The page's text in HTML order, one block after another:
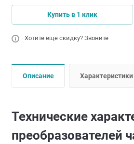
Купить в 1 клик
Хотите еще скидку? Звоните
Описание Характеристики
Технические
преобразователей